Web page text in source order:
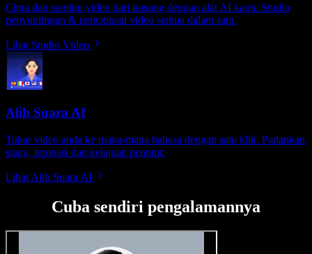
Cipta dan sunting video dari kosong dengan alat AI kami. Studio
penyuntingan & penciptaan video semua dalam satu.
Lihat Studio Video
Alih Suara AI
Tukar video anda ke mana-mana bahasa dengan satu klik. Padankan
suara, intonasi dan kelajuan penutur.
Lihat Alih Suara AI
Cuba sendiri pengalamannya